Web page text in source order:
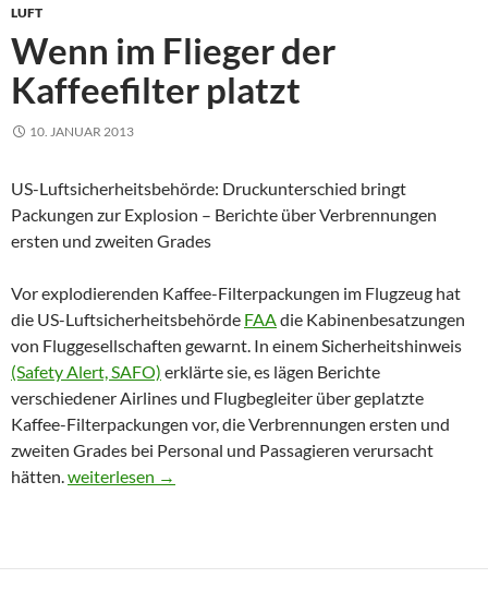
LUFT
Wenn im Flieger der
Kaffeefilter platzt
10. JANUAR 2013
US-Luftsicherheitsbehörde: Druckunterschied bringt
Packungen zur Explosion – Berichte über Verbrennungen
ersten und zweiten Grades
Vor explodierenden Kaffee-Filterpackungen im Flugzeug hat
die US-Luftsicherheitsbehörde FAAdie Kabinenbesatzungen
von Fluggesellschaften gewarnt. In einem Sicherheitshinweis
(Safety Alert, SAFO) erklärte sie, es lägen Berichte
verschiedener Airlines und Flugbegleiter über geplatzte
Kaffee-Filterpackungen vor, die Verbrennungen ersten und
zweiten Grades bei Personal und Passagieren verursacht
hätten.Wenn im Flieger der Kaffeefilter platzt
weiterlesen →